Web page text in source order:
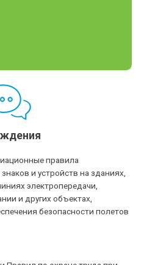
правила
и устройств на зданиях,
электропередачи,
и других объектах,
безопасности полетов